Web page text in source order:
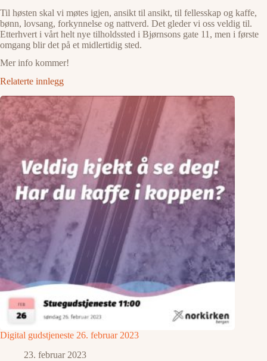
Til høsten skal vi møtes igjen, ansikt til ansikt, til fellesskap og kaffe,
bønn, lovsang, forkynnelse og nattverd. Det gleder vi oss veldig til.
Etterhvert i vårt helt nye tilholdssted i Bjørnsons gate 11, men i første
omgang blir det på et midlertidig sted.
Mer info kommer!
Relaterte innlegg
Digital gudstjeneste 26. februar 2023
23. februar 2023